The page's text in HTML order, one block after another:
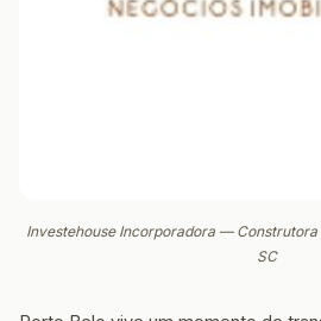
Investehouse Incorporadora —
SC